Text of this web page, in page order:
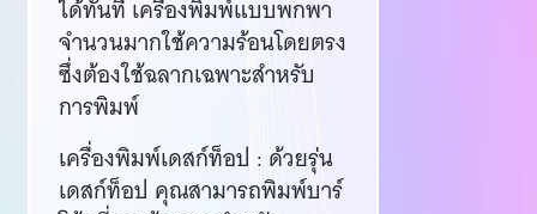
ได้ทันที เครื่องพิมพ์แบบพกพา
จำนวนมากใช้ความร้อนโดยตรง
ซึ่งต้องใช้ฉลากเฉพาะสำหรับ
การพิมพ์
เครื่องพิมพ์เดสก์ท็อป : ด้วยรุ่น
เดสก์ท็อป คุณสามารถพิมพ์บาร์